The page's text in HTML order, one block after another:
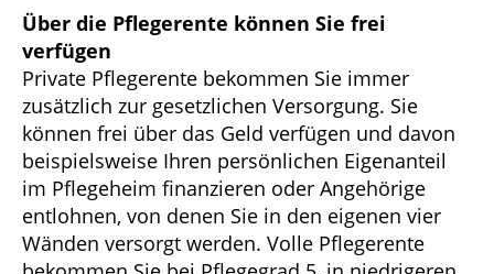
Über die Pflegerente können Sie frei
verfügen
Private Pflegerente bekommen Sie immer
zusätzlich zur gesetzlichen Versorgung. Sie
können frei über das Geld verfügen und davon
beispielsweise Ihren persönlichen Eigenanteil
im Pflegeheim finanzieren oder Angehörige
entlohnen, von denen Sie in den eigenen vier
Wänden versorgt werden. Volle Pflegerente